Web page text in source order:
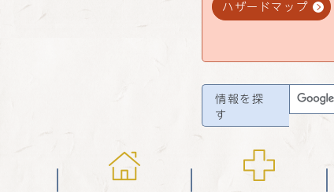
ハザードマップ
情報を探
す